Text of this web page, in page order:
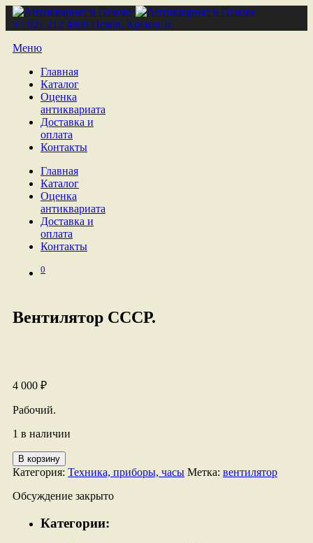
+7 921 212 4809 Псков, Кремль 6
Меню
Главная
Каталог
Оценка
антиквариата
Доставка и
оплата
Контакты
Главная
Каталог
Оценка
антиквариата
Доставка и
оплата
Контакты
0
Вентилятор СССР.
4 000 ₽
Рабочий.
1 в наличии
Количество
товара
Вентилятор
СССР.
В корзину
Категория: Техника, приборы, часы Метка: вентилятор
Обсуждение закрыто
Категории: